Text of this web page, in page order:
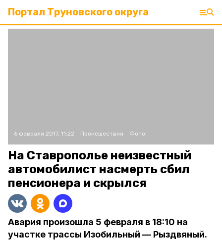
Портал Труновского округа
6 февраля 2017, 11:22 Происшествия Фото:
На Ставрополье неизвестный
автомобилист насмерть сбил
пенсионера и скрылся
Авария произошла 5 февраля в 18:10 на
участке трассы Изобильный — Рыздвяный.